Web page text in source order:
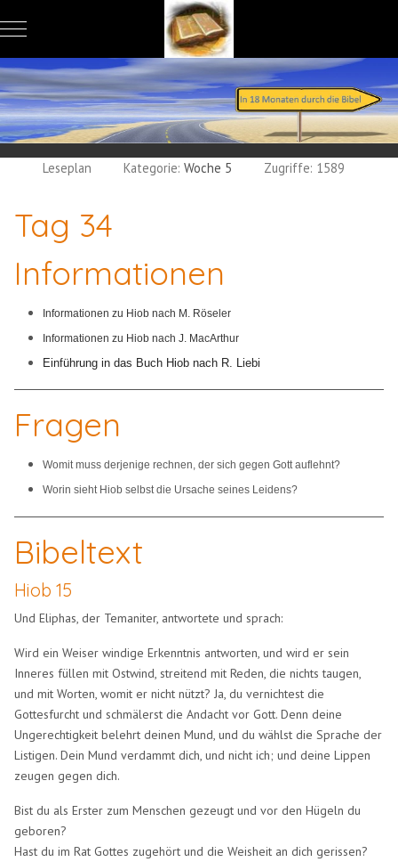
Mobile Menu Toggle
Leseplan Kategorie:Woche 5 Zugriffe: 1589
Tag 34
Informationen
Informationen zu Hiob nach M. Röseler
Informationen zu Hiob nach J. MacArthur
Einführung in das Buch Hiob nach R. Liebi
Fragen
Womit muss derjenige rechnen, der sich gegen Gott auflehnt?
Worin sieht Hiob selbst die Ursache seines Leidens?
Bibeltext
Hiob 15
Und Eliphas, der Temaniter, antwortete und sprach:
Wird ein Weiser windige Erkenntnis antworten, und wird er sein
Inneres füllen mit Ostwind, streitend mit Reden, die nichts taugen,
und mit Worten, womit er nicht nützt? Ja, du vernichtest die
Gottesfurcht und schmälerst die Andacht vor Gott. Denn deine
Ungerechtigkeit belehrt deinen Mund, und du wählst die Sprache der
Listigen. Dein Mund verdammt dich, und nicht ich; und deine Lippen
zeugen gegen dich.
Bist du als Erster zum Menschen gezeugt und vor den Hügeln du
geboren?
Hast du im Rat Gottes zugehört und die Weisheit an dich gerissen?